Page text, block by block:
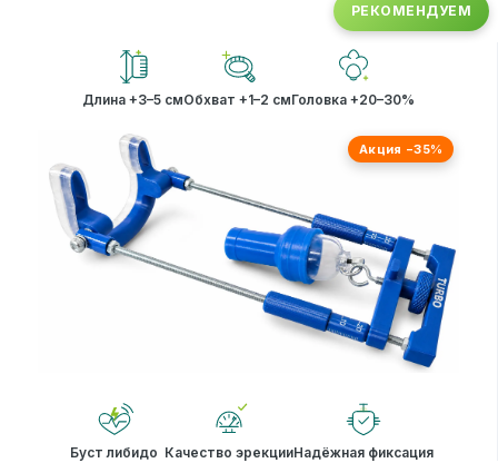
РЕКОМЕНДУЕМ
Длина +3–5 смОбхват +1–2 смГоловка +20–30%
Акция −35%
Буст либидо Качество эрекцииНадёжная фиксация